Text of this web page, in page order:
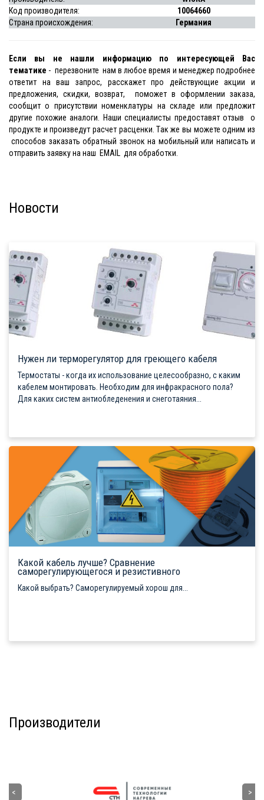
Код производителя:
10064660
Страна происхождения:
Германия
Если вы не нашли информацию по интересующей Вас
тематике - перезвоните нам в любое время и менеджер подробнее
ответит на ваш запрос, расскажет про действующие акции и
предложения, скидки, возврат, поможет в оформлении заказа,
сообщит о присутствии номенклатуры на складе или предложит
другие похожие аналоги. Наши специалисты предоставят отзыв о
продукте и произведут расчет расценки. Так же вы можете одним из
способов заказать обратный звонок на мобильный или написать и
отправить заявку на наш EMAIL для обработки.
Новости
Нужен ли терморегулятор для греющего кабеля
Термостаты - когда их использование целесообразно, с каким
кабелем монтировать. Необходим для инфракрасного пола?
Для каких систем антиобледенения и снеготаяния...
Какой кабель лучше? Сравнение
саморегулирующегося и резистивного
Какой выбрать? Саморегулируемый хорош для...
Производители